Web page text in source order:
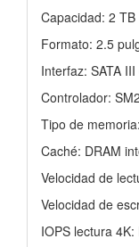
Capacidad: 2 TB
Formato: 2.5
Interfaz: SATA
Controlador:
Tipo de
Caché: DRAM
Velocidad de
Velocidad de
IOPS lectura